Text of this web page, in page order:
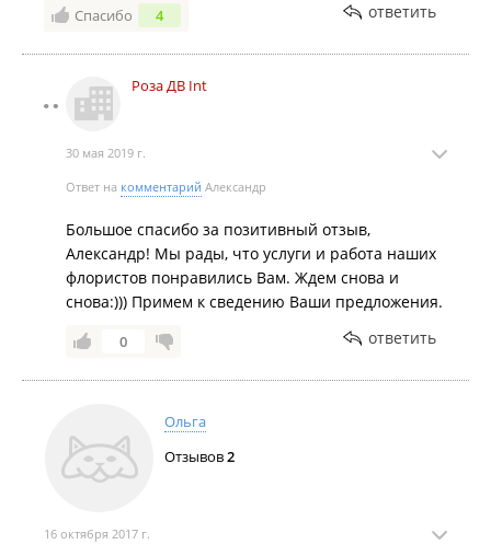
Спасибо 4 ответить
Роза ДВ Int
30 мая 2019 г.
Ответ на комментарий Александр
Большое спасибо за позитивный отзыв,
Александр! Мы рады, что услуги и работа наших
флористов понравились Вам. Ждем снова и
снова:))) Примем к сведению Ваши предложения.
0 ответить
Ольга
Отзывов2
16 октября 2017 г.